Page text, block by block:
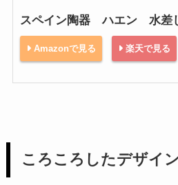
スペイン陶器 ハエン 水差
Amazonで見る 楽天で見る
ころころしたデザイ